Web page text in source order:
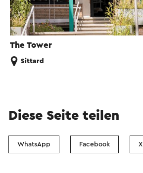
The Tower
Sittard
Diese Seite teilen
WhatsApp Facebook X